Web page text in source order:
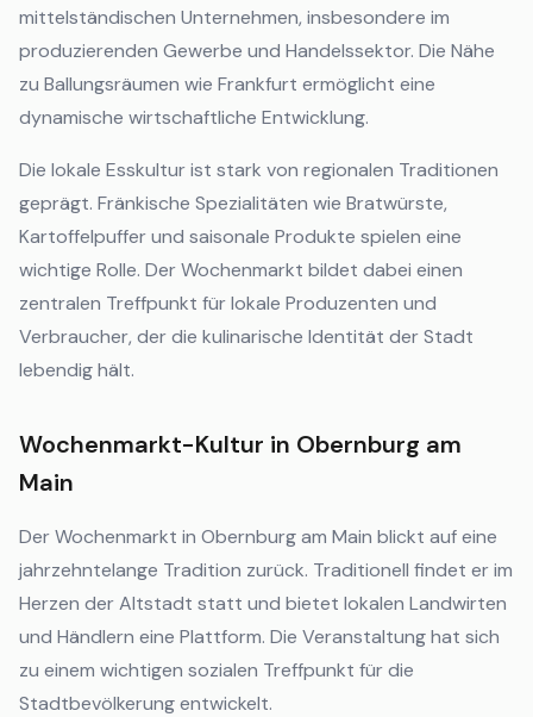
mittelständischen Unternehmen, insbesondere im
produzierenden Gewerbe und Handelssektor. Die Nähe
zu Ballungsräumen wie Frankfurt ermöglicht eine
dynamische wirtschaftliche Entwicklung.
Die lokale Esskultur ist stark von regionalen Traditionen
geprägt. Fränkische Spezialitäten wie Bratwürste,
Kartoffelpuffer und saisonale Produkte spielen eine
wichtige Rolle. Der Wochenmarkt bildet dabei einen
zentralen Treffpunkt für lokale Produzenten und
Verbraucher, der die kulinarische Identität der Stadt
lebendig hält.
Wochenmarkt-Kultur in Obernburg am
Main
Der Wochenmarkt in Obernburg am Main blickt auf eine
jahrzehntelange Tradition zurück. Traditionell findet er im
Herzen der Altstadt statt und bietet lokalen Landwirten
und Händlern eine Plattform. Die Veranstaltung hat sich
zu einem wichtigen sozialen Treffpunkt für die
Stadtbevölkerung entwickelt.